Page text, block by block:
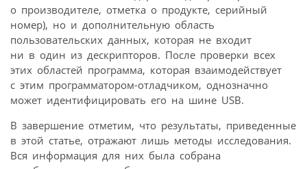
о производителе, отметка о продукте, серийный
номер), но и дополнительную область
пользовательских данных, которая не входит
ни в один из дескрипторов. После проверки всех
этих областей программа, которая взаимодействует
с этим программатором-отладчиком, однозначно
может идентифицировать его на шине USB.
В завершение отметим, что результаты, приведенные
в этой статье, отражают лишь методы исследования.
Вся информация для них была собрана